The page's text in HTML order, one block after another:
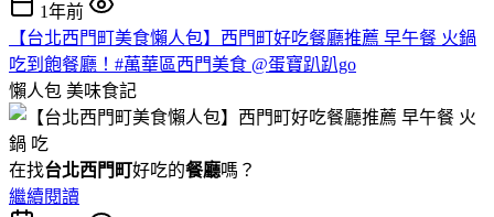
1年前
【台北西門町美食懶人包】西門町好吃餐廳推薦 早午餐 火鍋
吃到飽餐廳！#萬華區西門美食 @蛋寶趴趴go
懶人包 美味食記
在找台北西門町好吃的餐廳嗎？
繼續閱讀